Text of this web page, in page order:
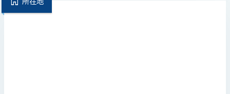
所在地